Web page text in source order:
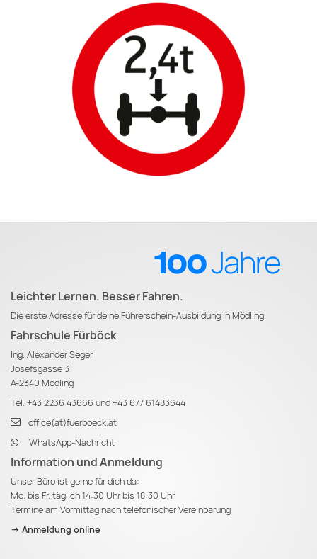
Leichter Lernen. Besser Fahren.
Die erste Adresse für deine Führerschein-Ausbildung in Mödling.
Fahrschule Fürböck
Ing. Alexander Seger
Josefsgasse 3
A-2340 Mödling
Tel. +43 2236 43666 und+43 677 61483644
office(at)fuerboeck.at
WhatsApp-Nachricht
Information und Anmeldung
Unser Büro ist gerne für dich da:
Mo. bis Fr. täglich 14:30 Uhr bis 18:30 Uhr
Termine am Vormittag nach telefonischer Vereinbarung
-> Anmeldung online